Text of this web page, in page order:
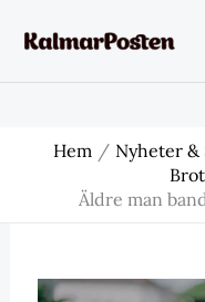
Hem Nyheter &
Äldre man